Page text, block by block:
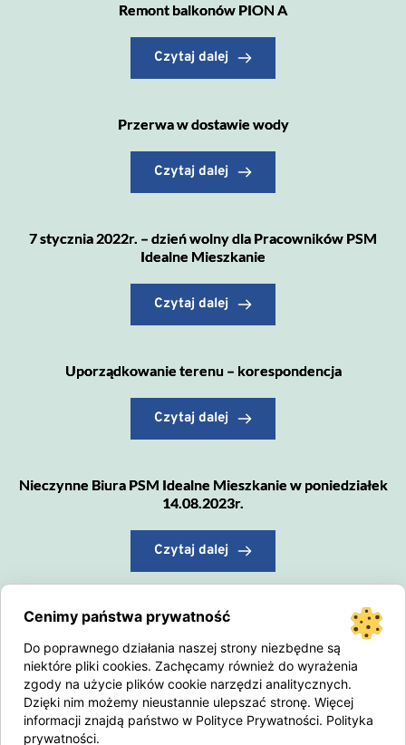
Remont balkonów PION A
Czytaj dalej
Przerwa w dostawie wody
Czytaj dalej
7 stycznia 2022r. – dzień wolny dla Pracowników PSM
Idealne Mieszkanie
Czytaj dalej
Uporządkowanie terenu – korespondencja
Czytaj dalej
Nieczynne Biura PSM Idealne Mieszkanie w poniedziałek
14.08.2023r.
Czytaj dalej
Zmiana Administratora
Czytaj dalej
Porządek na miejscu dla rowerów
Cenimy państwa prywatność
Do poprawnego działania naszej strony niezbędne są
niektóre pliki cookies. Zachęcamy również do wyrażenia
zgody na użycie plików cookie narzędzi analitycznych.
Dzięki nim możemy nieustannie ulepszać stronę. Więcej
informacji znajdą państwo w Polityce Prywatności. Polityka
prywatności.